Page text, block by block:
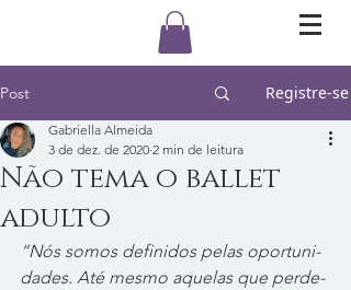
Post Registre-se
Não tema o ballet
adulto
Gabriella Almeida
3 de dez. de 2020 2 min de leitura
“Nós somos defi­ni­dos pelas opor­tu­ni­
da­des. Até mesmo aque­las que per­de­